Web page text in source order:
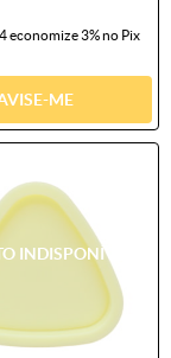
economize3%no Pix
ME